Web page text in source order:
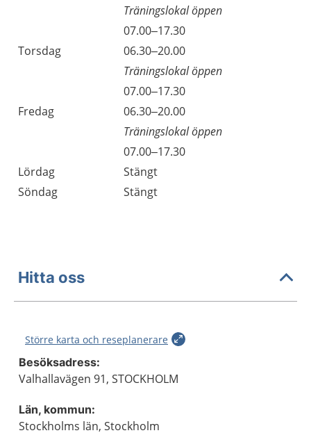
Träningslokal öppen
07.00–17.30
Torsdag
06.30–20.00
Träningslokal öppen
07.00–17.30
Fredag
06.30–20.00
Träningslokal öppen
07.00–17.30
Lördag
Stängt
Söndag
Stängt
Hitta oss
Större karta och reseplanerare
Besöksadress:
Valhallavägen 91, STOCKHOLM
Län, kommun:
Stockholms län, Stockholm